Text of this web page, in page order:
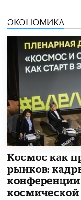
ЭКОНОМИКА
Космос как
рынков: